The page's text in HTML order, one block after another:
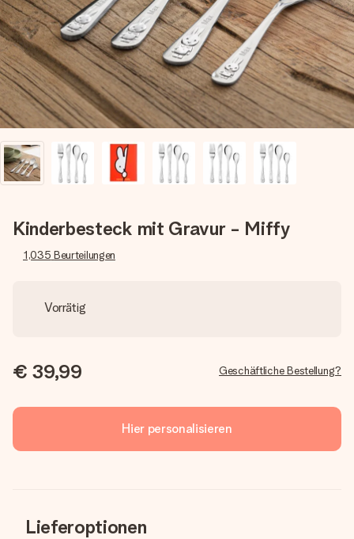
Erstelle etwas Einzigartiges in wenigen Schritten – mit
ihrem Namen, deinem Foto oder einer Nachricht von
Herzen. Kein Stress, nur pure Liebe für den perfekten
Moment.
Kinderbesteck mit Gravur - Miffy
1,035 Beurteilungen
Vorrätig
€ 39,99 Geschäftliche Bestellung?
Hier personalisieren
Lieferoptionen